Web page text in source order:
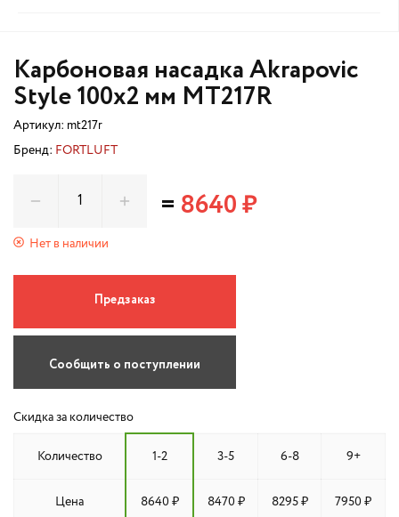
Карбоновая насадка Akrapovic
Style 100x2 мм MT217R
Артикул: mt217r
Бренд: FORTLUFT
Нет в наличии
= 8640 ₽
Предзаказ
Сообщить о поступлении
Скидка за количество
Количество 1-2 3-5 6-8 9+
Цена 8640 ₽ 8470 ₽ 8295 ₽ 7950 ₽